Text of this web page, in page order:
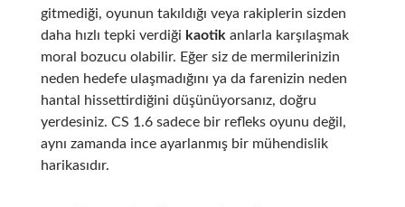
gitmediği, oyunun takıldığı veya rakiplerin sizden
daha hızlı tepki verdiği kaotik anlarla karşılaşmak
moral bozucu olabilir. Eğer siz de mermilerinizin
neden hedefe ulaşmadığını ya da farenizin neden
hantal hissettirdiğini düşünüyorsanız, doğru
yerdesiniz. CS 1.6 sadece bir refleks oyunu değil,
aynı zamanda ince ayarlanmış bir mühendislik
harikasıdır.